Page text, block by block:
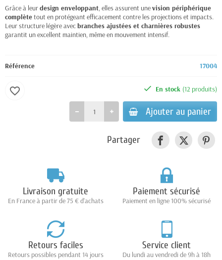
Grâce à leurdesign enveloppant, elles assurent unevision périphérique
complètetout en protégeant efficacement contre les projections et impacts.
Leur structure légère avecbranches ajustées et charnières robustes
garantit un excellent maintien, même en mouvement intensif.
Référence 17004
En stock (12 produits)
Ajouter au panier
favorite_border
Partager
Livraison gratuite
En France à partir de 75 € d'achats
Paiement sécurisé
Paiement en ligne 100% sécurisé
Retours faciles
Retours possibles pendant 14 jours
Service client
Du lundi au vendredi de 9h à 18h